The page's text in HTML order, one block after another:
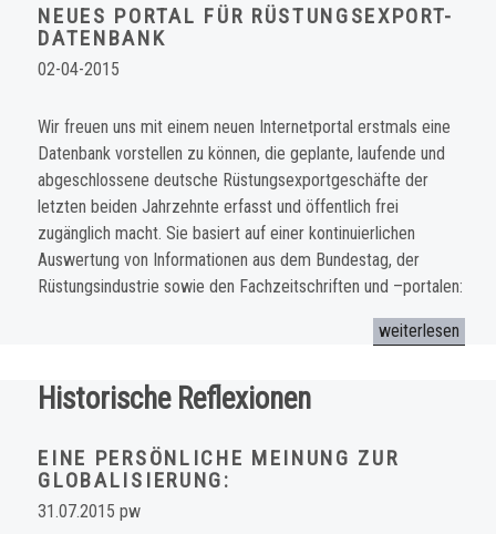
NEUES PORTAL FÜR RÜSTUNGSEXPORT-
DATENBANK
02-04-2015
Wir freuen uns mit einem neuen Internetportal erstmals eine
Datenbank vorstellen zu können, die geplante, laufende und
abgeschlossene deutsche Rüstungsexportgeschäfte der
letzten beiden Jahrzehnte erfasst und öffentlich frei
zugänglich macht. Sie basiert auf einer kontinuierlichen
Auswertung von Informationen aus dem Bundestag, der
Rüstungsindustrie sowie den Fachzeitschriften und –portalen:
weiterlesen
Historische Reflexionen
EINE PERSÖNLICHE MEINUNG ZUR
GLOBALISIERUNG:
31.07.2015 pw